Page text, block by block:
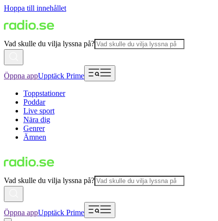
Hoppa till innehållet
Vad skulle du vilja lyssna på?
Öppna appUpptäck Prime
Toppstationer
Poddar
Live sport
Nära dig
Genrer
Ämnen
Vad skulle du vilja lyssna på?
Öppna appUpptäck Prime